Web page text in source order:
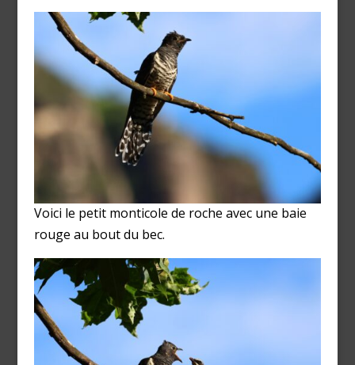
Voici le petit monticole de roche avec une baie
rouge au bout du bec.